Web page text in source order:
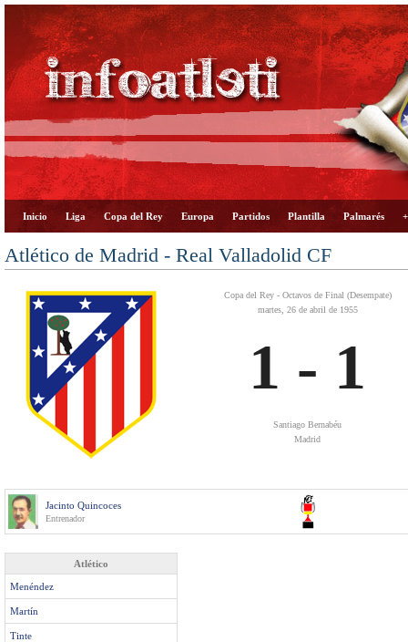
Inicio Liga Copa del Rey Europa Partidos Plantilla Palmarés
Atlético de Madrid - Real Valladolid CF
Copa del Rey - Octavos de Final (Desempate)
martes, 26 de abril de 1955
1 - 1
Santiago Bernabéu
Madrid
Jacinto Quincoces
Entrenador
Atlético
Menéndez
Martín
Tinte